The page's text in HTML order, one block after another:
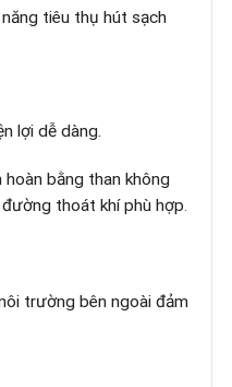
tiêu thụ hút sạch
lợi dễ dàng.
bằng than không
thoát khí phù hợp.
trường bên ngoài đảm